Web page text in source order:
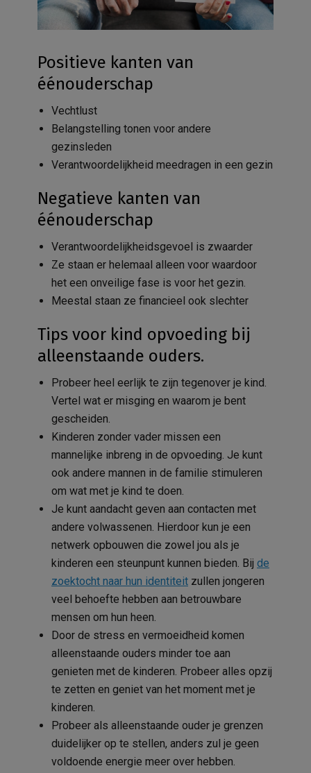
Positieve kanten van
éénouderschap
Vechtlust
Belangstelling tonen voor andere
gezinsleden
Verantwoordelijkheid meedragen in een gezin
Negatieve kanten van
éénouderschap
Verantwoordelijkheidsgevoel is zwaarder
Ze staan er helemaal alleen voor waardoor
het een onveilige fase is voor het gezin.
Meestal staan ze financieel ook slechter
Tips voor kind opvoeding bij
alleenstaande ouders.
Probeer heel eerlijk te zijn tegenover je kind.
Vertel wat er misging en waarom je bent
gescheiden.
Kinderen zonder vader missen een
mannelijke inbreng in de opvoeding. Je kunt
ook andere mannen in de familie stimuleren
om wat met je kind te doen.
Je kunt aandacht geven aan contacten met
andere volwassenen. Hierdoor kun je een
netwerk opbouwen die zowel jou als je
kinderen een steunpunt kunnen bieden. Bij de
zoektocht naar hun identiteit zullen jongeren
veel behoefte hebben aan betrouwbare
mensen om hun heen.
Door de stress en vermoeidheid komen
alleenstaande ouders minder toe aan
genieten met de kinderen. Probeer alles opzij
te zetten en geniet van het moment met je
kinderen.
Probeer als alleenstaande ouder je grenzen
duidelijker op te stellen, anders zul je geen
voldoende energie meer over hebben.